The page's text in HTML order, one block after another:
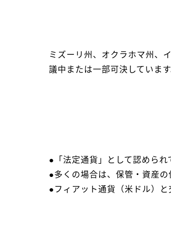
ミズーリ州、オクラホマ州、
議中または一部可決しています
●「法定通貨」として認めら
●多くの場合は、保管・資産の
●フィアット通貨（米ドル）